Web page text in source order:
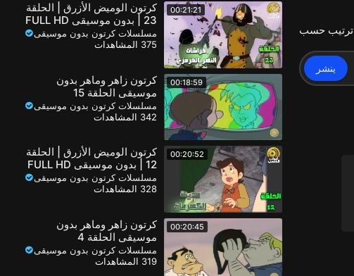
ترتيب حسب
ينشر
00:21:21
كرتون الوميض الأزرق | الحلقة
23 | بدون موسيقى FULL HD
مسلسلات كرتون بدون موسيقى
375 المشاهدات
00:18:59
كرتون زاهر وماهر بدون
موسيقى الحلقة 15
مسلسلات كرتون بدون موسيقى
342 المشاهدات
00:20:52
كرتون الوميض الأزرق | الحلقة
12 | بدون موسيقى FULL HD
مسلسلات كرتون بدون موسيقى
328 المشاهدات
00:20:45
كرتون زاهر وماهر بدون
موسيقى الحلقة 4
مسلسلات كرتون بدون موسيقى
319 المشاهدات